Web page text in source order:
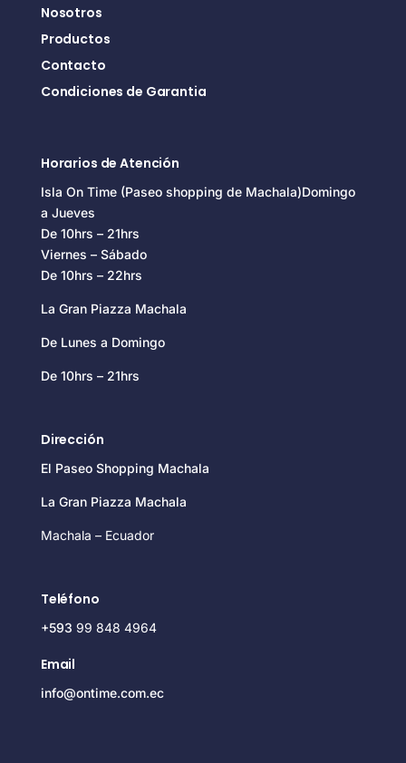
Nosotros
Productos
Contacto
Condiciones de Garantia
Horarios de Atención
Isla On Time (Paseo shopping de Machala)Domingo
a Jueves
De 10hrs – 21hrs
Viernes – Sábado
De 10hrs – 22hrs
La Gran Piazza Machala
De Lunes a Domingo
De 10hrs – 21hrs
Dirección
El Paseo Shopping Machala
La Gran Piazza Machala
Machala – Ecuador
Teléfono
+593 99 848 4964
Email
info@ontime.com.ec